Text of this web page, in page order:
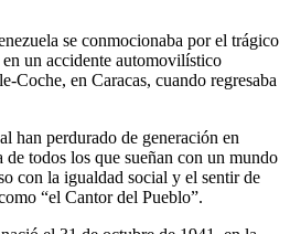
se conmocionaba por el trágico
un accidente automovilístico
Coche, en Caracas, cuando regresaba
han perdurado de generación en
de todos los que sueñan con un mundo
con la igualdad social y el sentir de
“el Cantor del Pueblo”.